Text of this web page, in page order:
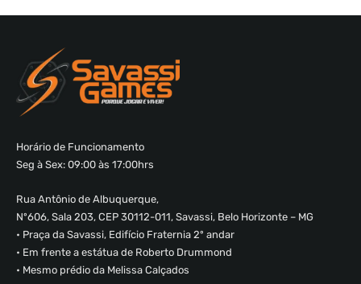
Horário de Funcionamento
Seg à Sex: 09:00 às 17:00hrs
Rua Antônio de Albuquerque,
Nº606, Sala 203, CEP 30112-011, Savassi, Belo Horizonte – MG
• Praça da Savassi, Edifício Fraternia 2º andar
• Em frente a estátua de Roberto Drummond
• Mesmo prédio da Melissa Calçados